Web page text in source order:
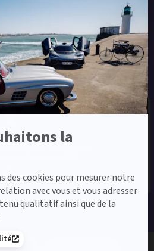
la
des cookies pour mesurer notre
avec vous et vous adresser
qualitatif ainsi que de la
et Garanties
Certified
de haute qualité.